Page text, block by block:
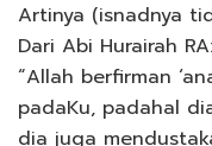
Artinya (isnadnya
Dari Abi Hurairah
“Allah berfirman
padaKu, padahal
dia juga